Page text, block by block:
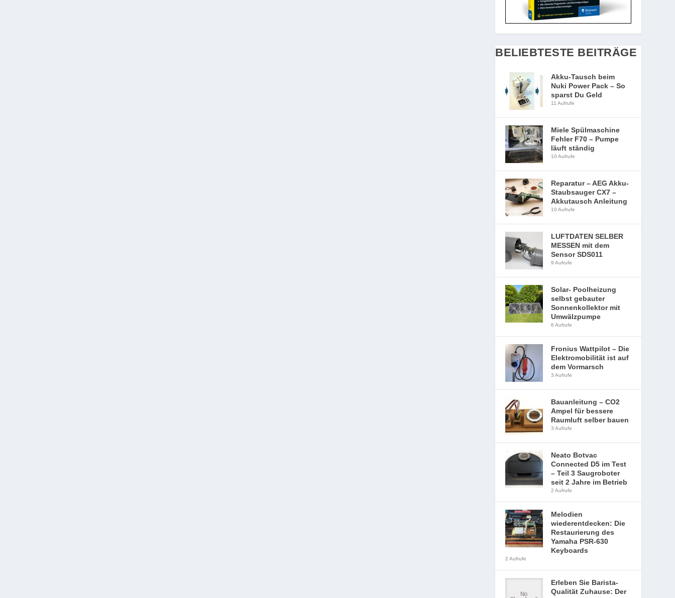
BELIEBTESTE BEITRÄGE
Akku-Tausch beim
Nuki Power Pack – So
sparst Du Geld
11 Aufrufe
Miele Spülmaschine
Fehler F70 – Pumpe
läuft ständig
10 Aufrufe
Reparatur – AEG Akku-
Staubsauger CX7 –
Akkutausch Anleitung
10 Aufrufe
LUFTDATEN SELBER
MESSEN mit dem
Sensor SDS011
9 Aufrufe
Solar- Poolheizung
selbst gebauter
Sonnenkollektor mit
Umwälzpumpe
6 Aufrufe
Fronius Wattpilot – Die
Elektromobilität ist auf
dem Vormarsch
3 Aufrufe
Bauanleitung – CO2
Ampel für bessere
Raumluft selber bauen
3 Aufrufe
Neato Botvac
Connected D5 im Test
– Teil 3 Saugroboter
seit 2 Jahre im Betrieb
2 Aufrufe
Melodien
wiederentdecken: Die
Restaurierung des
Yamaha PSR-630
Keyboards
2 Aufrufe
Erleben Sie Barista-
Qualität Zuhause: Der